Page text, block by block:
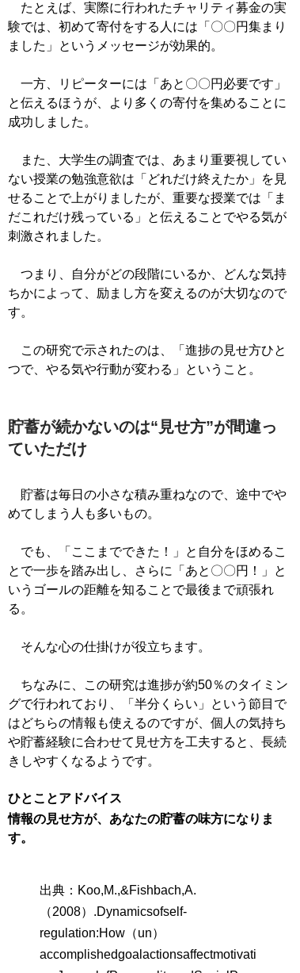
たとえば、実際に行われたチャリティ募金の実
験では、初めて寄付をする人には「〇〇円集まり
ました」というメッセージが効果的。
一方、リピーターには「あと〇〇円必要です」
と伝えるほうが、より多くの寄付を集めることに
成功しました。
また、大学生の調査では、あまり重要視してい
ない授業の勉強意欲は「どれだけ終えたか」を見
せることで上がりましたが、重要な授業では「ま
だこれだけ残っている」と伝えることでやる気が
刺激されました。
つまり、自分がどの段階にいるか、どんな気持
ちかによって、励まし方を変えるのが大切なので
す。
この研究で示されたのは、「進捗の見せ方ひと
つで、やる気や行動が変わる」ということ。
貯蓄が続かないのは“見せ方”が間違っ
ていただけ
貯蓄は毎日の小さな積み重ねなので、途中でや
めてしまう人も多いもの。
でも、「ここまでできた！」と自分をほめるこ
とで一歩を踏み出し、さらに「あと〇〇円！」と
いうゴールの距離を知ることで最後まで頑張れ
る。
そんな心の仕掛けが役立ちます。
ちなみに、この研究は進捗が約50％のタイミン
グで行われており、「半分くらい」という節目で
はどちらの情報も使えるのですが、個人の気持ち
や貯蓄経験に合わせて見せ方を工夫すると、長続
きしやすくなるようです。
ひとことアドバイス
情報の見せ方が、あなたの貯蓄の味方になりま
す。
出典：Koo,M.,&Fishbach,A.
（2008）.Dynamicsofself-
regulation:How（un）
accomplishedgoalactionsaffectmotivati